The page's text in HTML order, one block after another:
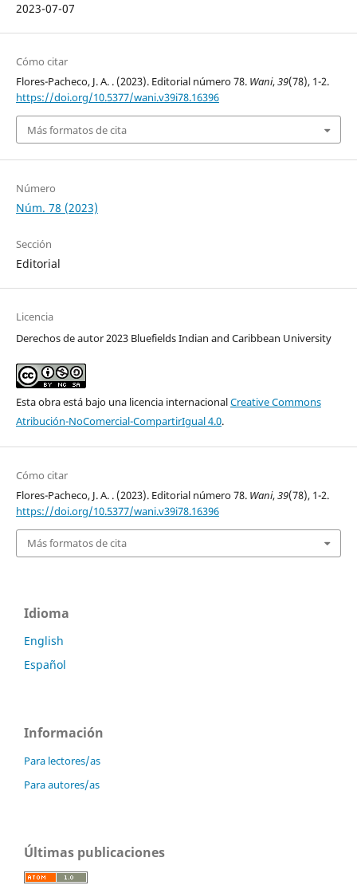
2023-07-07
Cómo citar
Flores-Pacheco, J. A. . (2023). Editorial número 78. Wani,39(78), 1-2.
https://doi.org/10.5377/wani.v39i78.16396
Más formatos de cita
Número
Núm. 78 (2023)
Sección
Editorial
Licencia
Derechos de autor 2023 Bluefields Indian and Caribbean University
Esta obra está bajo una licencia internacionalCreative Commons
Atribución-NoComercial-CompartirIgual 4.0.
Cómo citar
Flores-Pacheco, J. A. . (2023). Editorial número 78. Wani,39(78), 1-2.
https://doi.org/10.5377/wani.v39i78.16396
Más formatos de cita
Idioma
English
Español
Información
Para lectores/as
Para autores/as
Últimas publicaciones